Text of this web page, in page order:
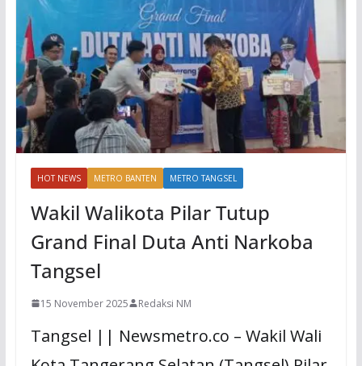
HOT NEWS METRO BANTEN METRO TANGSEL
Wakil Walikota Pilar Tutup
Grand Final Duta Anti Narkoba
Tangsel
15 November 2025 Redaksi NM
Tangsel || Newsmetro.co – Wakil Wali